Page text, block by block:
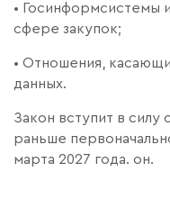
• Госинформсистемы
сфере закупок;
• Отношения,
данных.
Закон вступит в силу
раньше
марта 2027 года. он.